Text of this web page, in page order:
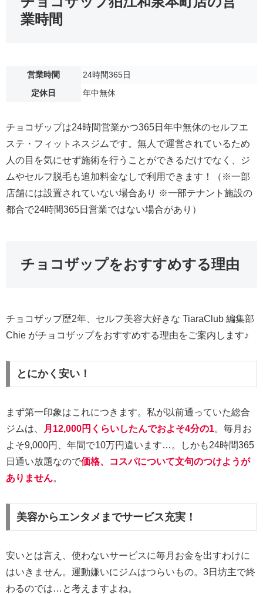
業時間
営業時間
24時間365日
定休日
年中無休
チョコザップは24時間営業かつ365日年中無休のセルフエ
ステ・フィットネスジムです。無人で運営されているため
人の目を気にせず施術を行うことができるだけでなく、ジ
ムやセルフ脱毛も追加料金なしで利用できます！（※一部
店舗には設置されていない場合あり ※一部テナント施設の
都合で24時間365日営業ではない場合があり）
チョコザップをおすすめする理由
チョコザップ歴2年、セルフ美容大好きな TiaraClub 編集部
Chie がチョコザップをおすすめする理由をご案内します♪
とにかく安い！
まず第一印象はこれにつきます。私が以前通っていた総合
ジムは、
月12,000円くらいしたんでおよそ4分の1。毎月お
よそ9,000円、年間で10万円違います…。しかも24時間365
日通い放題なので価格、コスパについて文句のつけようが
ありません。
美容からエンタメまでサービス充実！
安いとは言え、使わないサービスに毎月お金を出すわけに
はいきません。運動嫌いにジムはつらいもの。3日坊主で終
わるのでは…と考えますよね。